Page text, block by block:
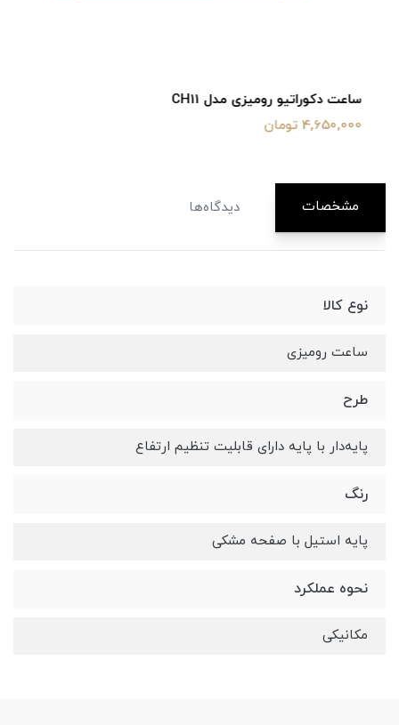
ساعت دکوراتیو رومیزی مدل CH11
4,650,000 تومان
مشخصات دیدگاه‌ها
نوع کالا
ساعت رومیزی
طرح
پایه‌دار با پایه دارای قابلیت تنظیم ارتفاع
رنگ
پایه استیل با صفحه مشکی
نحوه عملکرد
مکانیکی